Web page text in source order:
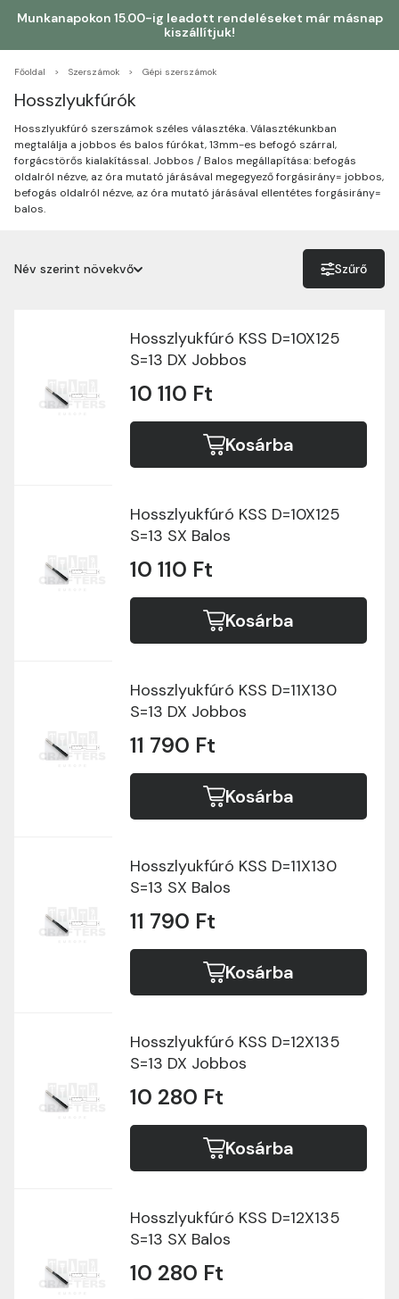
Munkanapokon 15.00-ig leadott rendeléseket már másnap
kiszállítjuk!
Főoldal Szerszámok Gépi szerszámok
Hosszlyukfúrók
Hosszlyukfúró szerszámok széles választéka. Választékunkban
megtalálja a jobbos és balos fúrókat, 13mm-es befogó szárral,
forgácstörős kialakítással. Jobbos / Balos megállapítása: befogás
oldalról nézve, az óra mutató járásával megegyező forgásirány= jobbos,
befogás oldalról nézve, az óra mutató járásával ellentétes forgásirány=
balos.
Név szerint növekvő
Név szerint csökkenő
Ár szerint csökkenő
Szűrő
Hosszlyukfúró KSS D=10X125
S=13 DX Jobbos
10 110 Ft
Kosárba
Hosszlyukfúró KSS D=10X125
S=13 SX Balos
10 110 Ft
Kosárba
Hosszlyukfúró KSS D=11X130
S=13 DX Jobbos
11 790 Ft
Kosárba
Hosszlyukfúró KSS D=11X130
S=13 SX Balos
11 790 Ft
Kosárba
Hosszlyukfúró KSS D=12X135
S=13 DX Jobbos
10 280 Ft
Kosárba
Hosszlyukfúró KSS D=12X135
S=13 SX Balos
10 280 Ft